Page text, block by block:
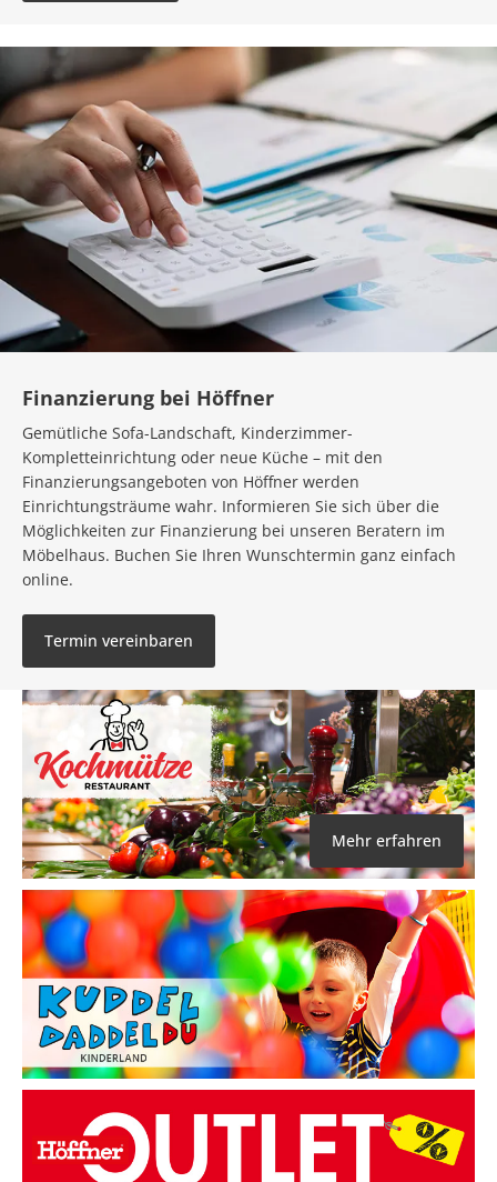
Finanzierung bei Höffner
Gemütliche Sofa-Landschaft, Kinderzimmer-
Kompletteinrichtung oder neue Küche – mit den
Finanzierungsangeboten von Höffner werden
Einrichtungsträume wahr. Informieren Sie sich über die
Möglichkeiten zur Finanzierung bei unseren Beratern im
Möbelhaus. Buchen Sie Ihren Wunschtermin ganz einfach
online.
Termin vereinbaren
Mehr erfahren